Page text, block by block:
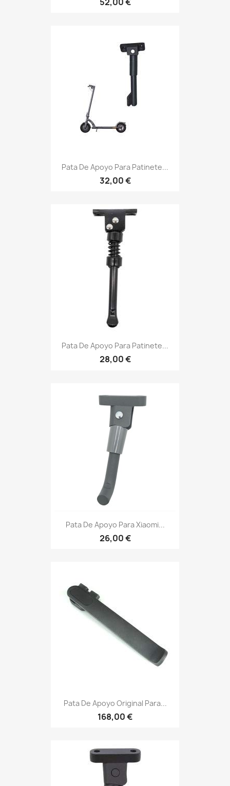
Pata De Apoyo Para Patinete...
32,00 €
Pata De Apoyo Para Patinete...
28,00 €
Pata De Apoyo Para Xiaomi...
26,00 €
Pata De Apoyo Original Para...
168,00 €